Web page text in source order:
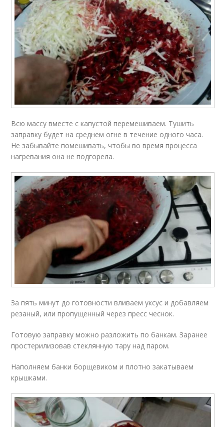
Всю массу вместе с капустой перемешиваем. Тушить
заправку будет на среднем огне в течение одного часа.
Не забывайте помешивать, чтобы во время процесса
нагревания она не подгорела.
За пять минут до готовности вливаем уксус и добавляем
резаный, или пропущенный через пресс чеснок.
Готовую заправку можно разложить по банкам. Заранее
простерилизовав стеклянную тару над паром.
Наполняем банки борщевиком и плотно закатываем
крышками.